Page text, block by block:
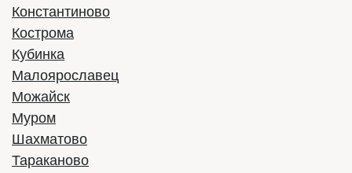
Константиново
Кострома
Кубинка
Малоярославец
Можайск
Муром
Шахматово
Тараканово